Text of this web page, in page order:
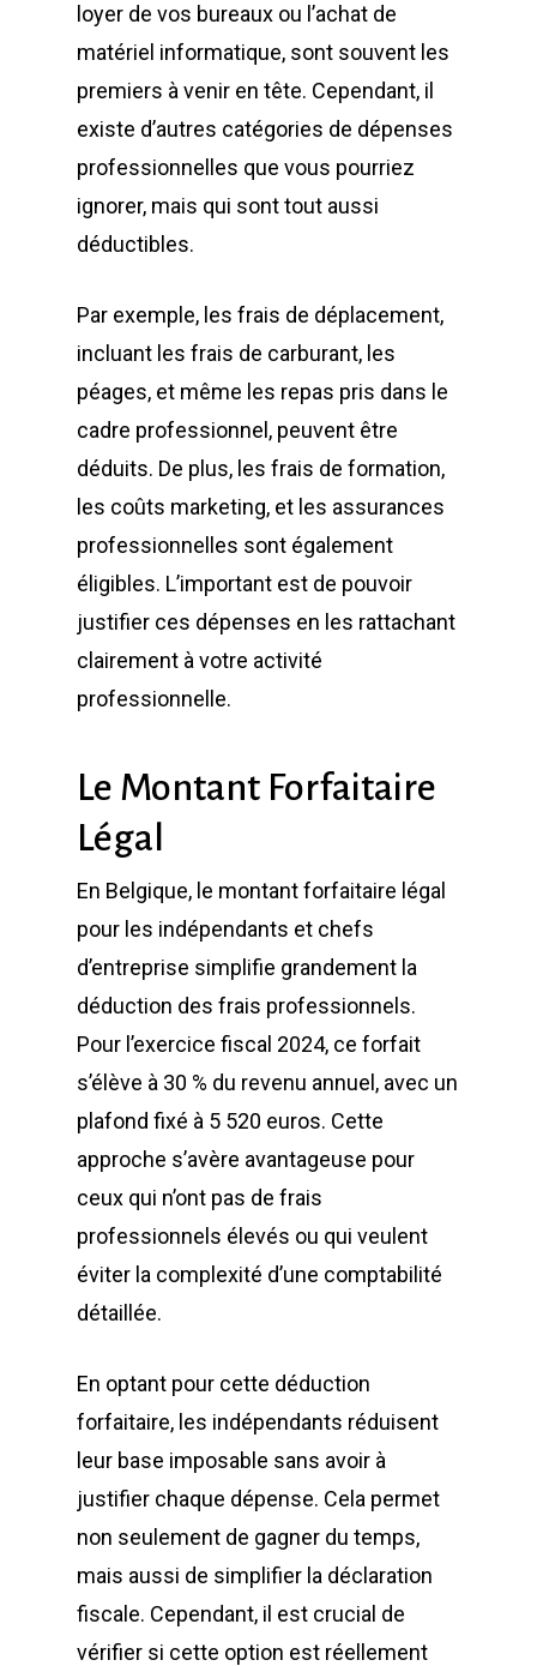
loyer de vos bureaux ou l’achat de
matériel informatique, sont souvent les
premiers à venir en tête. Cependant, il
existe d’autres catégories de dépenses
professionnelles que vous pourriez
ignorer, mais qui sont tout aussi
déductibles.
Par exemple, les frais de déplacement,
incluant les frais de carburant, les
péages, et même les repas pris dans le
cadre professionnel, peuvent être
déduits. De plus, les frais de formation,
les coûts marketing, et les assurances
professionnelles sont également
éligibles. L’important est de pouvoir
justifier ces dépenses en les rattachant
clairement à votre activité
professionnelle.
Le Montant Forfaitaire
Légal
En Belgique, le montant forfaitaire légal
pour les indépendants et chefs
d’entreprise simplifie grandement la
déduction des frais professionnels.
Pour l’exercice fiscal 2024, ce forfait
s’élève à 30 % du revenu annuel, avec un
plafond fixé à 5 520 euros. Cette
approche s’avère avantageuse pour
ceux qui n’ont pas de frais
professionnels élevés ou qui veulent
éviter la complexité d’une comptabilité
détaillée.
En optant pour cette déduction
forfaitaire, les indépendants réduisent
leur base imposable sans avoir à
justifier chaque dépense. Cela permet
non seulement de gagner du temps,
mais aussi de simplifier la déclaration
fiscale. Cependant, il est crucial de
vérifier si cette option est réellement